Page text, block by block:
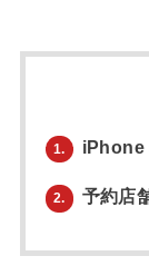
1. iPhone
2. 予約店